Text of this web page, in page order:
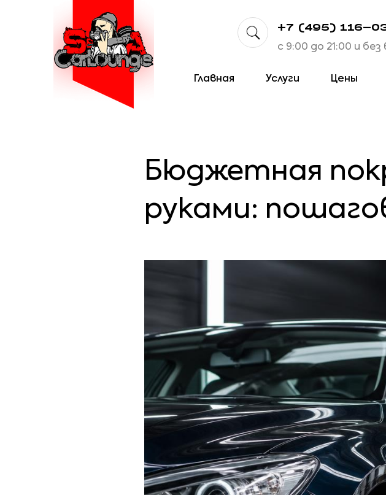
+7 (495) 116-
с 9:00 до 21:00 и без
Главная Услуги Цены
Бюджетная
руками: